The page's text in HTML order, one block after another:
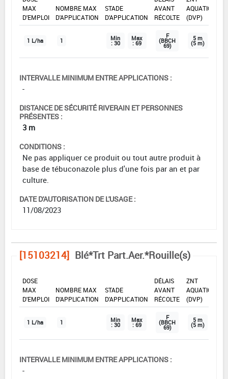
MAX
D'EMPLOI
NOMBRE MAX
D'APPLICATION
STADE
D'APPLICATION
AVANT
RÉCOLTE
AQUATIQUE
(DVP)
1 L/ha 1 Min
: 30
Max
: 69
F
(BBCH
69)
5 m
(5 m)
INTERVALLE MINIMUM ENTRE APPLICATIONS :
-
DISTANCE DE SÉCURITÉ RIVERAIN ET PERSONNES
PRÉSENTES :
3 m
CONDITIONS :
Ne pas appliquer ce produit ou tout autre produit à
base de tébuconazole plus d'une fois par an et par
culture.
DATE D'AUTORISATION DE L'USAGE :
11/08/2023
[15103214] Blé*Trt Part.Aer.*Rouille(s)
DOSE
MAX
D'EMPLOI
NOMBRE MAX
D'APPLICATION
STADE
D'APPLICATION
DÉLAIS
AVANT
RÉCOLTE
ZNT
AQUATIQUE
(DVP)
1 L/ha 1 Min
: 30
Max
: 69
F
(BBCH
69)
5 m
(5 m)
INTERVALLE MINIMUM ENTRE APPLICATIONS :
-